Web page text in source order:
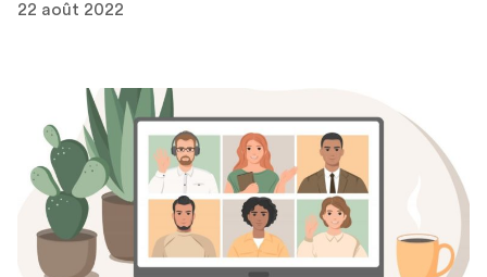
22 août 2022